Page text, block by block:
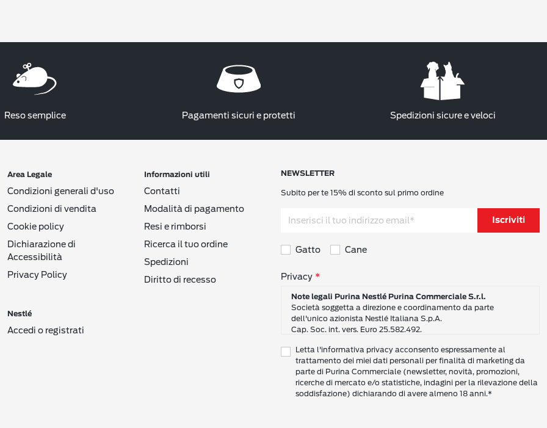
Reso semplice Pagamenti sicuri e protetti Spedizioni sicure e veloci
NEWSLETTER
Subito per te 15% di sconto sul primo ordine
Iscriviti
Gatto Cane
Consensi sulla privacy
Privacy
Note legali Purina Nestlé Purina Commerciale S.r.l.
Società soggetta a direzione e coordinamento da parte
dell'unico azionista Nestlé Italiana S.p.A.
Cap. Soc. int. vers. Euro 25.582.492.
6 - 20057 Assago (Mi)
Tel.: +39 02 8181 1
Codice Fiscale e Partita I.V.A. 10805410965
PEC: pur.it@pec.it
Letta l'informativa privacy acconsento espressamente al
trattamento dei miei dati personali per finalità di marketing da
parte di Purina Commerciale (newsletter, novità, promozioni,
ricerche di mercato e/o statistiche, indagini per la rilevazione della
soddisfazione) dichiarando di avere almeno 18 anni.*
Area Legale
Condizioni generali d'uso
Condizioni di vendita
Cookie policy
Dichiarazione di
Accessibilità
Privacy Policy
Informazioni utili
Contatti
Modalità di pagamento
Resi e rimborsi
Ricerca il tuo ordine
Spedizioni
Diritto di recesso
Nestlé
Accedi o registrati